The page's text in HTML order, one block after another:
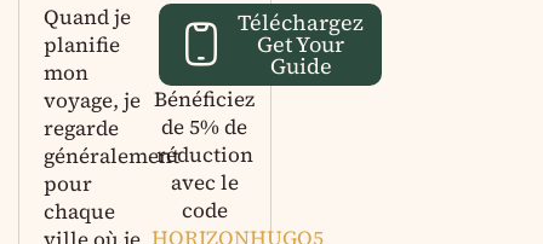
Quand je
planifie
mon
voyage, je
regarde
généralement
pour
chaque
Téléchargez
Get Your
Guide
Bénéficiez
de 5% de
réduction
avec le
code
HORIZONHUGO5